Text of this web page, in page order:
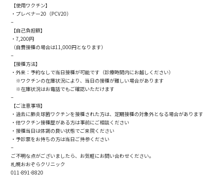
【使用ワクチン】
・プレベナー20（PCV20）
–
【自己負担額】
・7,200円
（自費接種の場合は11,000円となります）
–
【接種方法】
・外来：予約なしで当日接種が可能です（診療時間内にお越しください）
※ワクチンの在庫状況により、当日の接種が難しい場合があります
※在庫状況はお電話でもご確認いただけます
–
【ご注意事項】
・過去に肺炎球菌ワクチンを接種された方は、定期接種の対象外となる場合があります
・他ワクチン接種歴がある方は事前にご相談ください
・接種当日は体調の良い状態でご来院ください
・予診票をお持ちの方は当日ご持参ください
–
ご不明な点がございましたら、お気軽にお問い合わせください。
札幌おおぞらクリニック
011-891-8820